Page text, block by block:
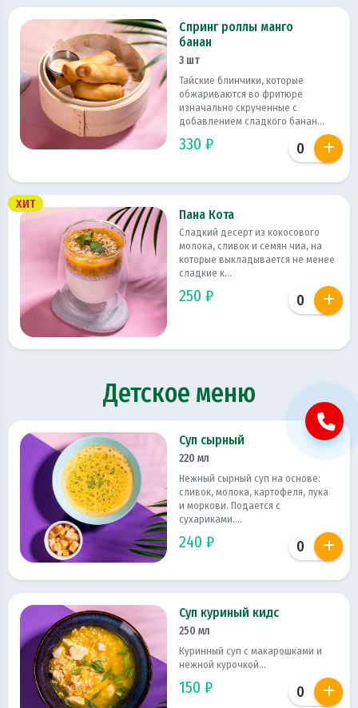
Спринг роллы манго
банан
3 шт
Тайские блинчики, которые
обжариваются во фритюре
изначально скрученные с
добавлением сладкого банан...
330 ₽
ХИТ
Пана Кота
Сладкий десерт из кокосового
молока, сливок и семян чиа, на
которые выкладывается не менее
сладкие к...
250 ₽
Детское меню
Суп сырный
220 мл
Нежный сырный суп на основе:
сливок, молока, картофеля, лука
и моркови. Подается с
сухариками....
240 ₽
Суп куриный кидс
250 мл
Куринный суп с макарошками и
нежной курочкой...
150 ₽